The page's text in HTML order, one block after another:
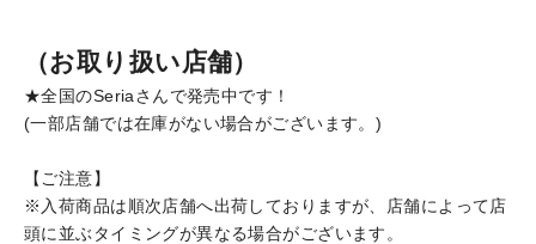
（お取り扱い店舗）
★全国のSeriaさんで発売中です！
(一部店舗では在庫がない場合がございます。)
【ご注意】
※入荷商品は順次店舗へ出荷しておりますが、店舗によって店
頭に並ぶタイミングが異なる場合がございます。